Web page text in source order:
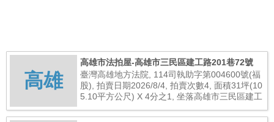
高雄
高雄市法拍屋-高雄市三民區建工路201巷72號
臺灣高雄地方法院, 114司執助字第004600號(福
股), 拍賣日期2026/8/4, 拍賣次數4, 面積31坪(10
5.10平方公尺) X 4分之1, 坐落高雄市三民區建工